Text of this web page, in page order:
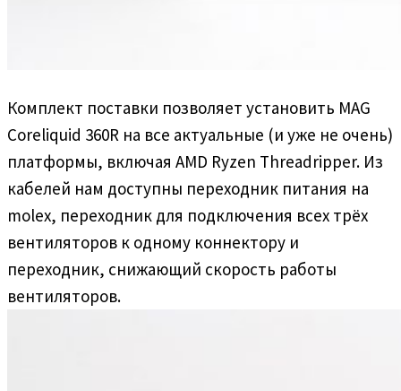
Комплект поставки позволяет установить MAG
Coreliquid 360R на все актуальные (и уже не очень)
платформы, включая AMD Ryzen Threadripper. Из
кабелей нам доступны переходник питания на
molex, переходник для подключения всех трёх
вентиляторов к одному коннектору и
переходник, снижающий скорость работы
вентиляторов.